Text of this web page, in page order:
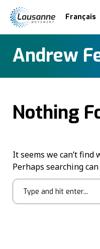
Français
Andrew
Nothing
It seems we can’t find
Perhaps searching